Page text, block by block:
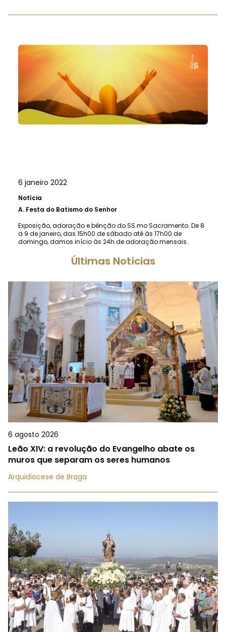
6 janeiro 2022
Notícia
A. Festa do Batismo do Senhor
Exposição, adoração e bênção do SS.mo Sacramento. De 8
a 9 de janeiro, das 15h00 de sábado até às 17h00 de
domingo, damos início às 24h de adoração mensais.
Últimas Notícias
6 agosto 2026
Leão XIV: a revolução do Evangelho abate os
muros que separam os seres humanos
Arquidiocese de Braga